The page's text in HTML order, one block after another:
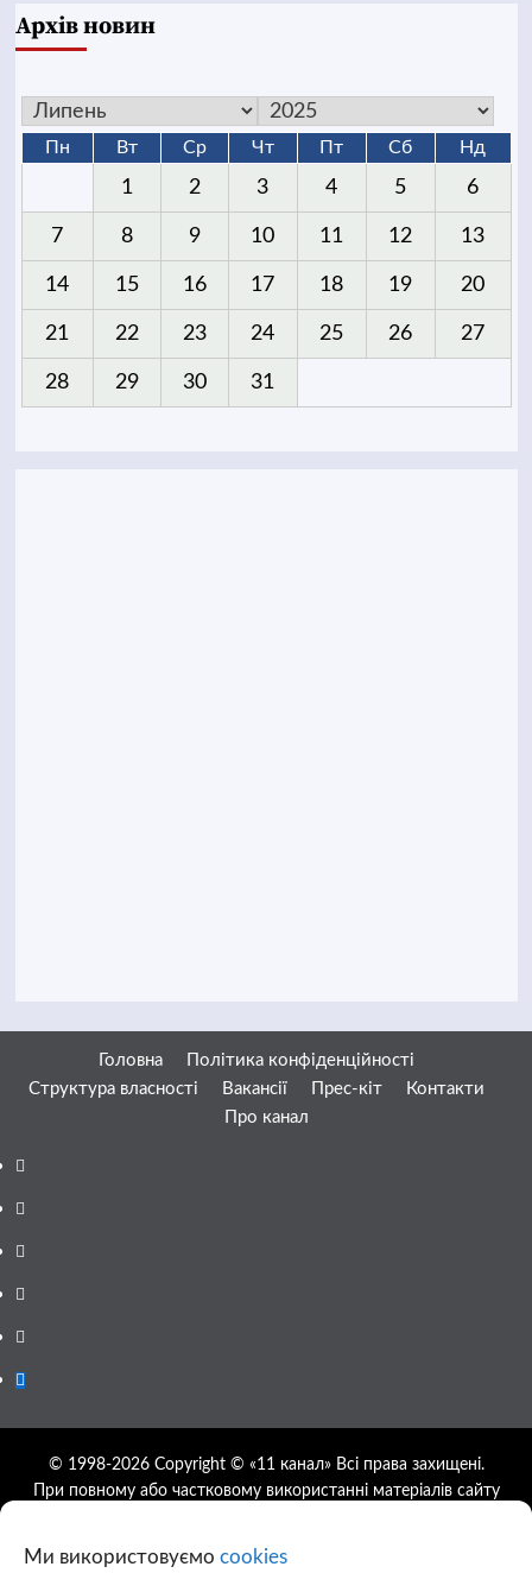
Ми використовуємо cookies
Архів новин
Пн Вт Ср Чт Пт Сб Нд
1 2 3 4 5 6
7 8 9 10 11 12 13
14 15 16 17 18 19 20
21 22 23 24 25 26 27
28 29 30 31
Головна
Політика конфіденційності
Структура власності
Вакансії Прес-кіт
Контакти
Про канал
Facebook
YouTube
Telegram
Instagram
Twitter
Google
© 1998-2026 Copyright © «11 канал» Всі права захищені.
При повному або частковому використанні матеріалів сайту
абзацу.